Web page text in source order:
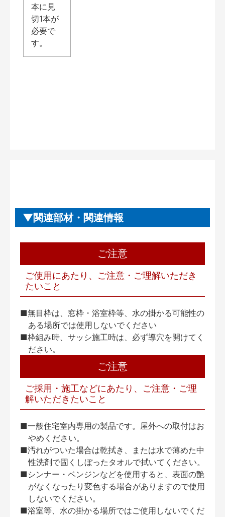
本に見
切1本が
必要で
す。
関連部材・関連情報
ご注意
ご使用にあたり、ご注意・ご理解いただき
たいこと
■無目枠は、窓枠・浴室枠等、水の掛かる可能性の
ある場所では使用しないでください
■枠組み時、サッシ施工時は、必ず導穴を開けてく
ださい。
ご注意
ご採用・施工などにあたり、ご注意・ご理
解いただきたいこと
■一般住宅室内専用の製品です。屋外への取付はお
やめください。
■汚れがついた場合は乾拭き、または水で薄めた中
性洗剤で固くしぼったタオルで拭いてください。
■シンナー・ベンジンなどを使用すると、表面の艶
がなくなったり変色する場合がありますので使用
しないでください。
■浴室等、水の掛かる場所ではご使用しないでくだ